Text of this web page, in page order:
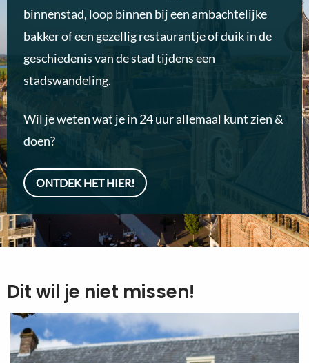
binnenstad, loop binnen bij een ambachtelijke
bakker of een gezellig restaurantje of duik in de
geschiedenis van de stad tijdens een
stadswandeling.
Wil je weten wat je in 24 uur allemaal kunt zien &
doen?
ONTDEK HET HIER!
Dit wil je niet missen!